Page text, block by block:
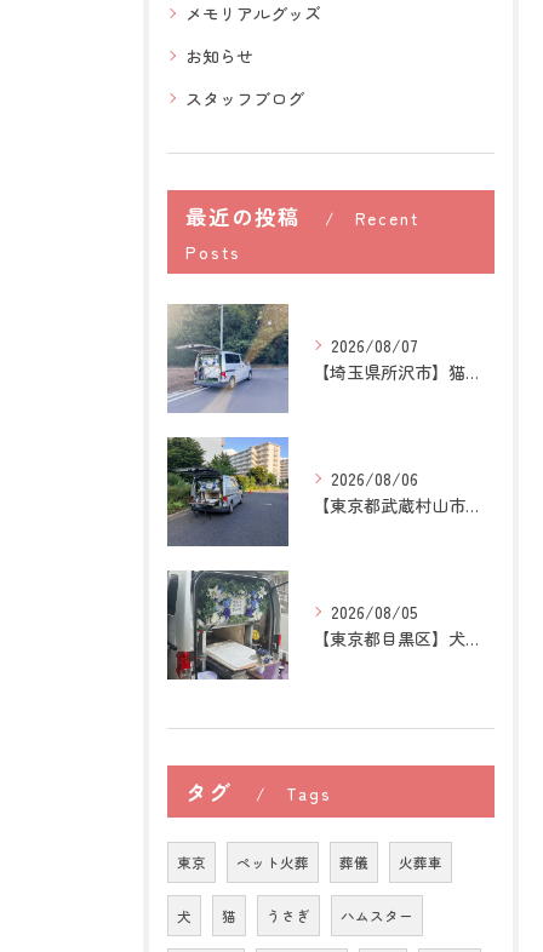
メモリアルグッズ
お知らせ
スタッフブログ
最近の投稿
Recent
Posts
2026/08/07
【埼玉県所沢市】猫の訪問ペット火葬｜お気に入りの場所に姿がな...
2026/08/06
【東京都武蔵村山市】犬の訪問ペット火葬｜愛犬との最後の時間を...
2026/08/05
【東京都目黒区】犬の訪問ペット火葬｜住み慣れた場所で心穏やか...
タグ Tags
東京 ペット火葬 葬儀 火葬車
犬 猫 うさぎ ハムスター